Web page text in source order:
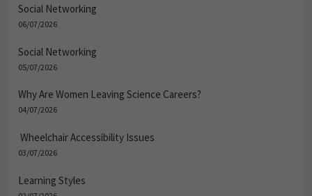
Social Networking
06/07/2026
Social Networking
05/07/2026
Why Are Women Leaving Science Careers?
04/07/2026
Wheelchair Accessibility Issues
03/07/2026
Learning Styles